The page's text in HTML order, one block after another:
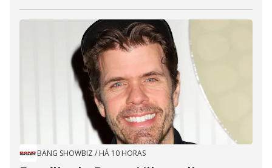
BANG SHOWBIZ / HÁ 10 HORAS